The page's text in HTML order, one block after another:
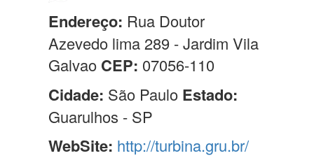
Endereço: Rua Doutor
Azevedo lima 289 - Jardim Vila
Galvao CEP: 07056-110
Cidade: São Paulo Estado:
Guarulhos - SP
WebSite: http://turbina.gru.br/